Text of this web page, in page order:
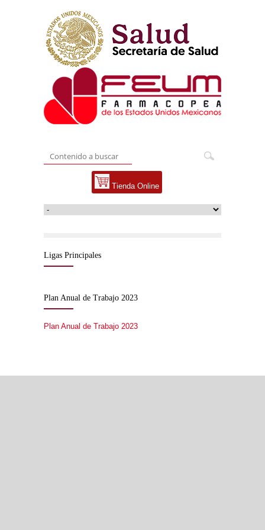
Tienda Online
Ligas Principales
Plan Anual de Trabajo 2023
Plan Anual de Trabajo 2023